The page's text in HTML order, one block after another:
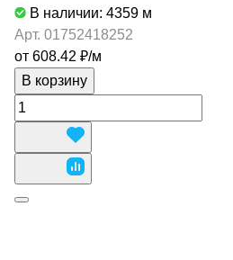
В наличии: 4359 м
Арт. 01752418252
от 608.42 ₽/м
В корзину